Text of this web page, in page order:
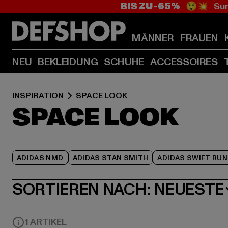
BIS ZU -65% 😲💥
MÄNNER FRAUEN
NEU BEKLEIDUNG SCHUHE ACCESSOIRES
INSPIRATION SPACE LOOK
SPACE LOOK
ADIDAS NMD ADIDAS STAN SMITH ADIDAS SWIFT RUN
SORTIEREN NACH: NEUESTE
1 ARTIKEL